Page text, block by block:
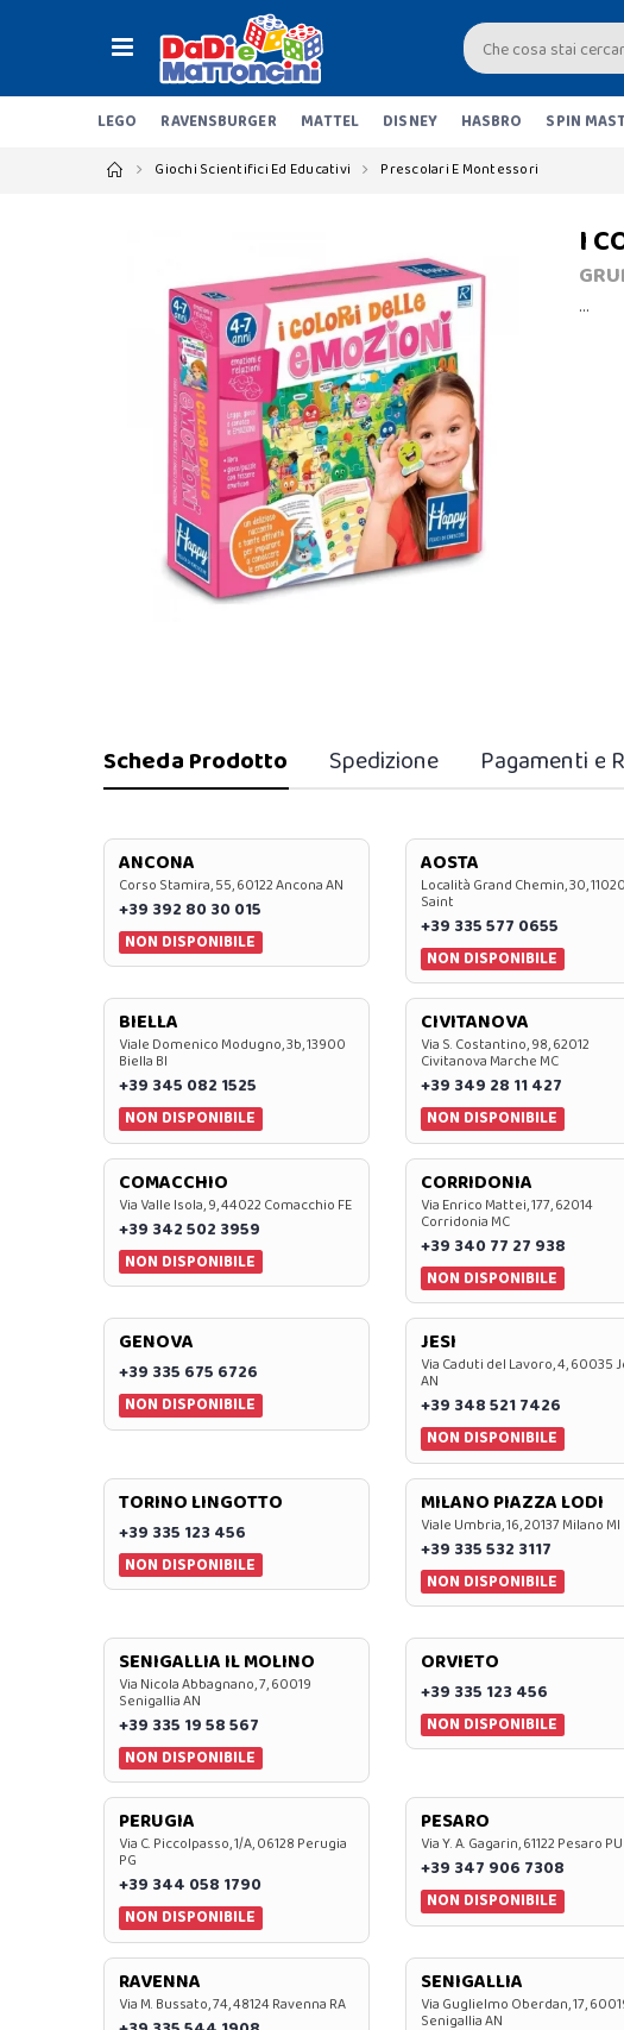
LEGO RAVENSBURGER MATTEL DISNEY HASBRO SPIN
Giochi Scientifici Ed Educativi Prescolari E Montessori
I
…
Scheda Prodotto Spedizione Pagamenti e
ANCONA
Corso Stamira, 55, 60122 Ancona AN
+39 392 80 30 015
NON DISPONIBILE
AOSTA
Località Grand Chemin, 30, 11020
Saint
+39 335 577 0655
NON DISPONIBILE
BIELLA
Viale Domenico Modugno, 3b, 13900
Biella BI
+39 345 082 1525
NON DISPONIBILE
CIVITANOVA
Via S. Costantino, 98, 62012
Civitanova Marche MC
+39 349 28 11 427
NON DISPONIBILE
COMACCHIO
Via Valle Isola, 9, 44022 Comacchio FE
+39 342 502 3959
NON DISPONIBILE
CORRIDONIA
Via Enrico Mattei, 177, 62014
Corridonia MC
+39 340 77 27 938
NON DISPONIBILE
GENOVA
+39 335 675 6726
NON DISPONIBILE
JESI
Via Caduti del Lavoro, 4, 60035
AN
+39 348 521 7426
NON DISPONIBILE
TORINO LINGOTTO
+39 335 123 456
NON DISPONIBILE
MILANO PIAZZA LODI
Viale Umbria, 16, 20137 Milano MI
+39 335 532 3117
NON DISPONIBILE
SENIGALLIA IL MOLINO
Via Nicola Abbagnano, 7, 60019
Senigallia AN
+39 335 19 58 567
NON DISPONIBILE
ORVIETO
+39 335 123 456
NON DISPONIBILE
PERUGIA
Via C. Piccolpasso, 1/A, 06128 Perugia
PG
+39 344 058 1790
NON DISPONIBILE
PESARO
Via Y. A. Gagarin, 61122 Pesaro PU
+39 347 906 7308
NON DISPONIBILE
RAVENNA
Via M. Bussato, 74, 48124 Ravenna RA
SENIGALLIA
Via Guglielmo Oberdan, 17,
Senigallia AN